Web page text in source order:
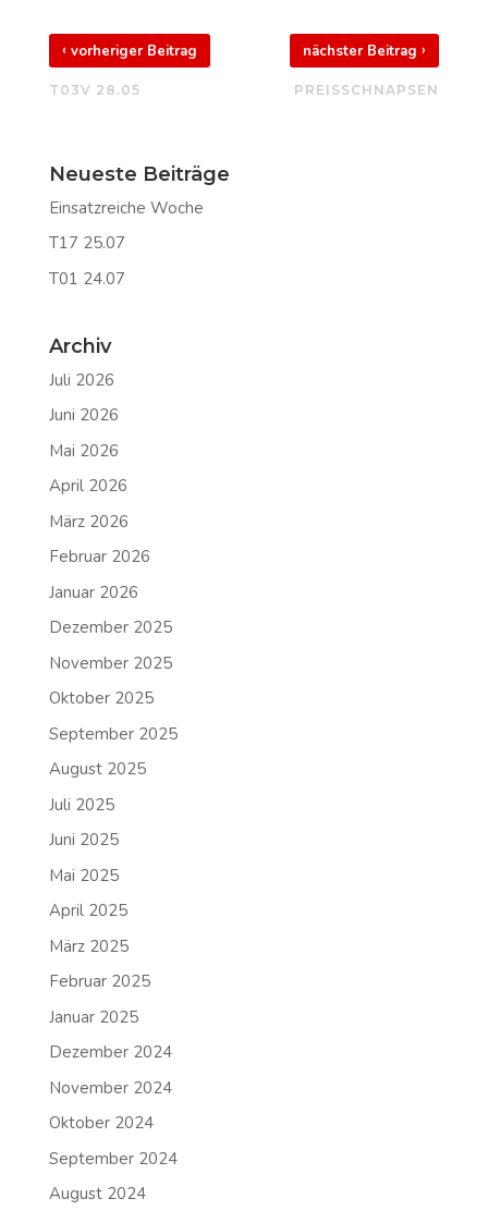
‹ vorheriger Beitrag
T03V 28.05
nächster Beitrag›
PREISSCHNAPSEN
Neueste Beiträge
Einsatzreiche Woche
T17 25.07
T01 24.07
Archiv
Juli 2026
Juni 2026
Mai 2026
April 2026
März 2026
Februar 2026
Januar 2026
Dezember 2025
November 2025
Oktober 2025
September 2025
August 2025
Juli 2025
Juni 2025
Mai 2025
April 2025
März 2025
Februar 2025
Januar 2025
Dezember 2024
November 2024
Oktober 2024
September 2024
August 2024